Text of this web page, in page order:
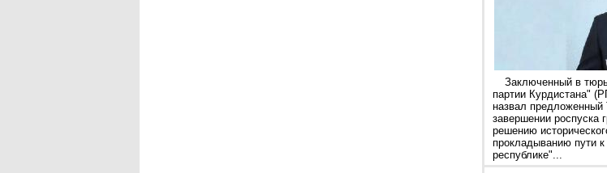
Заключенный в
партии Курдистана"
назвал предложенный
завершении роспуска
решению
прокладыванию пути
республике"...